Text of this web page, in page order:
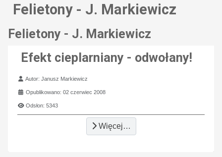
Felietony - J. Markiewicz
Felietony - J. Markiewicz
Efekt cieplarniany - odwołany!
Szczegóły
Autor:Janusz Markiewicz
Opublikowano: 02 czerwiec 2008
Odsłon: 5343
Więcej…